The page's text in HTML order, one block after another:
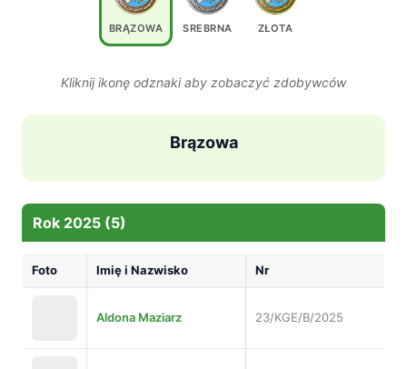
BRĄZOWA SREBRNA ZŁOTA
Kliknij ikonę odznaki aby zobaczyć zdobywców
Brązowa
Rok 2025 (5)
Foto Imię i Nazwisko Nr
Aldona Maziarz 23/KGE/B/2025